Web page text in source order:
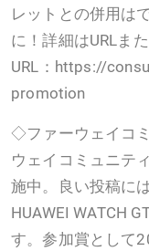
レットとの併用は
に！詳細はURLま
URL：https://
promotion
◇ファーウェイコ
ウェイコミュニテ
施中。良い投稿に
HUAWEI WATCH
す。参加賞として